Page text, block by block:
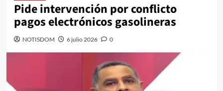
Pide intervención por conflicto
pagos electrónicos gasolineras
NOTISDOM 6 julio 2026 0